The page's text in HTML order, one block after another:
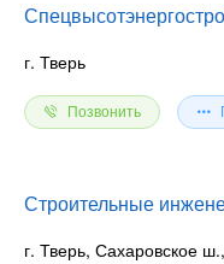
г. Тверь
Позвонить
Строительные
г. Тверь, Сахаровское